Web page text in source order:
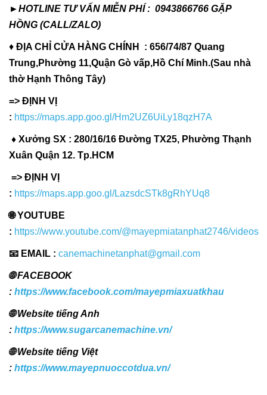
►HOTLINE TƯ VẤN MIỄN PHÍ : 0943866766 GẶP
HỒNG (CALL/ZALO)
♦ ĐỊA CHỈ CỬA HÀNG CHÍNH : 656/74/87 Quang
Trung,Phường 11,Quận Gò vấp,Hồ Chí Minh.(Sau nhà
thờ Hạnh Thông Tây)
=> ĐỊNH VỊ
: https://maps.app.goo.gl/Hm2UZ6UiLy18qzH7A
♦ Xưởng SX : 280/16/16 Đường TX25, Phường Thạnh
Xuân Quận 12. Tp.HCM
=> ĐỊNH VỊ
: https://maps.app.goo.gl/LazsdcSTk8gRhYUq8
🌐 YOUTUBE
: https://www.youtube.com/@mayepmiatanphat2746/videos
📧 EMAIL : canemachinetanphat@gmail.com
🌐 FACEBOOK
: https://www.facebook.com/mayepmiaxuatkhau
🌐 Website tiếng Anh
: https://www.sugarcanemachine.vn/
🌐 Website tiếng Việt
: https://www.mayepnuoccotdua.vn/